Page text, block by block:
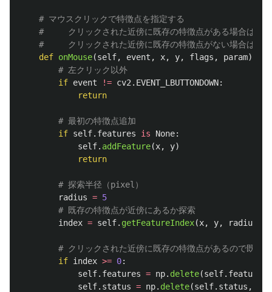
def onMouse(self, event , x, y, flags , param):
if event != cv2 . EVENT_LBUTTONDOWN:
return
if self. features is None:
self. addFeature(x, y)
return
radius = 5
index = self. getFeatureIndex(x, y, radius
if index >= 0:
self. features = np. delete(self. features
self. status = np. delete(self. status ,